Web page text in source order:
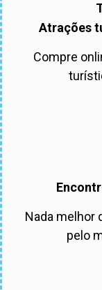
Atrações
Compre
Nada melhor
pelo